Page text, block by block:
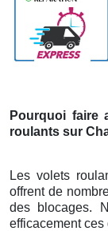
Pourquoi faire
roulants sur
Les volets
offrent de
des blocages.
efficacement ces